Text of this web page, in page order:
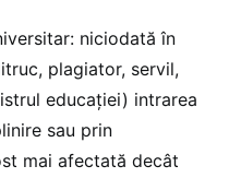
niciodată în
plagiator, servil,
educației) intrarea
sau prin
mai afectată decât